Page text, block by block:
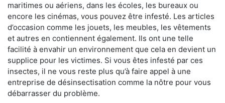
maritimes ou aériens, dans les écoles, les bureaux ou
encore les cinémas, vous pouvez être infesté. Les articles
d’occasion comme les jouets, les meubles, les vêtements
et autres en contiennent également. Ils ont une telle
facilité à envahir un environnement que cela en devient un
supplice pour les victimes. Si vous êtes infesté par ces
insectes, il ne vous reste plus qu’à faire appel à une
entreprise de désinsectisation comme la nôtre pour vous
débarrasser du problème.